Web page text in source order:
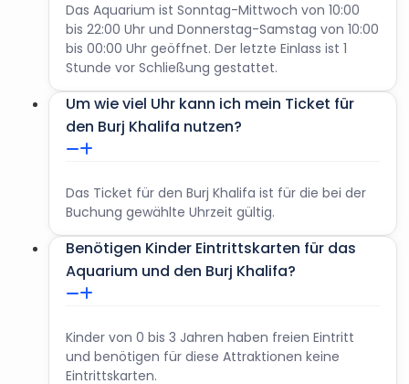
Das Aquarium ist Sonntag-Mittwoch von 10:00
bis 22:00 Uhr und Donnerstag-Samstag von 10:00
bis 00:00 Uhr geöffnet. Der letzte Einlass ist 1
Stunde vor Schließung gestattet.
Um wie viel Uhr kann ich mein Ticket für
den Burj Khalifa nutzen?
Das Ticket für den Burj Khalifa ist für die bei der
Buchung gewählte Uhrzeit gültig.
Benötigen Kinder Eintrittskarten für das
Aquarium und den Burj Khalifa?
Kinder von 0 bis 3 Jahren haben freien Eintritt
und benötigen für diese Attraktionen keine
Eintrittskarten.